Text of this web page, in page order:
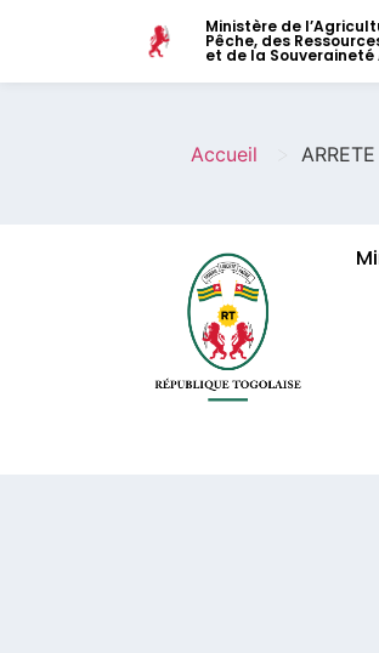
Ministère de
Pêche, des
et de la
Accueil